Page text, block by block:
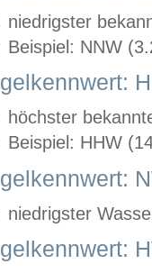
niedrigster
Beispiel: NNW
höchster
Beispiel: HHW
niedrigster